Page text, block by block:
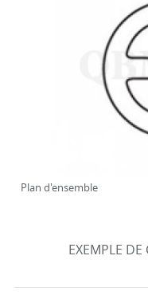
Plan d'ensemble
EXEMPLE